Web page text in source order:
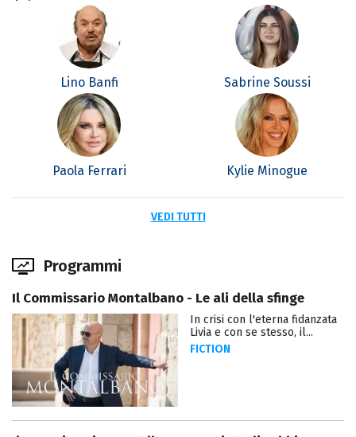
Lino Banfi Sabrine Soussi
Paola Ferrari Kylie Minogue
VEDI TUTTI
Programmi
Il Commissario Montalbano - Le ali della sfinge
In crisi con l'eterna fidanzata
Livia e con se stesso, il...
FICTION